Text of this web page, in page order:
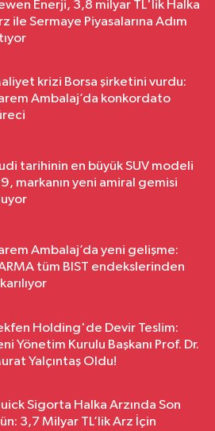
Enerji, 3,8 milyar TL'lik Halka
ile Sermaye Piyasalarına Adım
krizi Borsa şirketini vurdu:
Ambalaj’da konkordato
tarihinin en büyük SUV modeli
markanın yeni amiral gemisi
Ambalaj’da yeni gelişme:
tüm BIST endekslerinden
Holding'de Devir Teslim:
Yönetim Kurulu Başkanı Prof. Dr.
Yalçıntaş Oldu!
Sigorta Halka Arzında Son
3,7 Milyar TL’lik Arz İçin